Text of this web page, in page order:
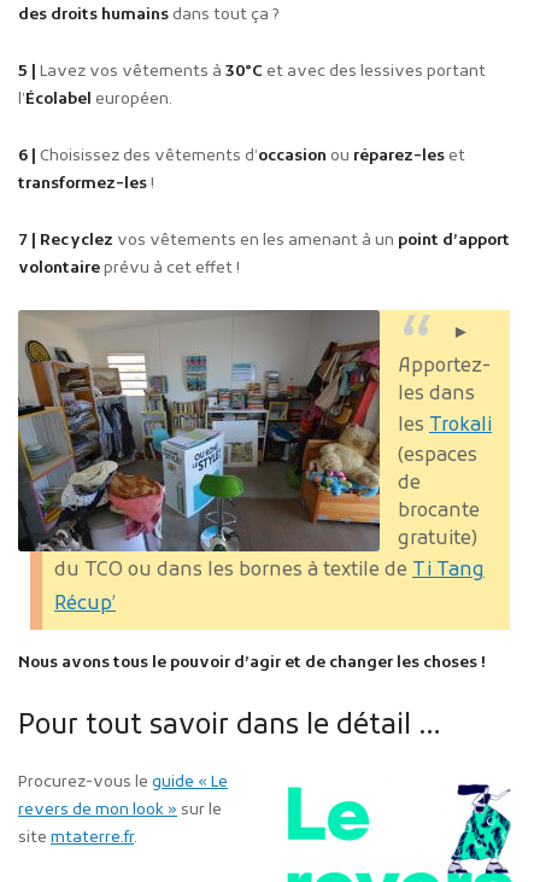
des droits humainsdans tout ça ?
5 | Lavez vos vêtements à 30°C et avec des lessives portant
l’Écolabel européen.
6 | Choisissez des vêtements d’occasion ou réparez-leset
transformez-les!
7 | Recyclez vos vêtements en les amenant à un point d’apport
volontaireprévu à cet effet !
►
Apportez-
les dans
les Trokali
(espaces
de
brocante
gratuite)
du TCO ou dans les bornes à textile de Ti Tang
Récup’
Nous avons tous le pouvoir d’agir et de changer les choses !
Pour tout savoir dans le détail …
Procurez-vous le guide « Le
revers de mon look » sur le
site mtaterre.fr.